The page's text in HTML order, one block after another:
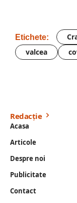
Etichete:
valcea
Redacție
Acasa
Articole
Despre noi
Publicitate
Contact